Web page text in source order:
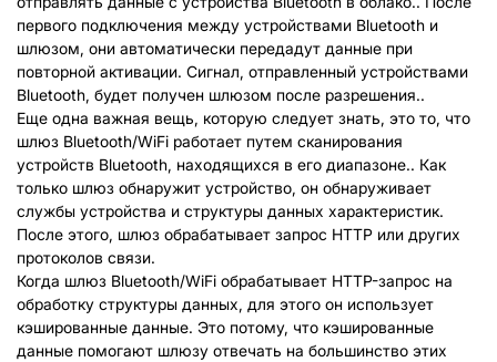
первого подключения между устройствами Bluetooth и
шлюзом, они автоматически передадут данные при
повторной активации. Сигнал, отправленный устройствами
Bluetooth, будет получен шлюзом после разрешения..
Еще одна важная вещь, которую следует знать, это то, что
шлюз Bluetooth/WiFi работает путем сканирования
устройств Bluetooth, находящихся в его диапазоне.. Как
только шлюз обнаружит устройство, он обнаруживает
службы устройства и структуры данных характеристик.
После этого, шлюз обрабатывает запрос HTTP или других
протоколов связи.
Когда шлюз Bluetooth/WiFi обрабатывает HTTP-запрос на
обработку структуры данных, для этого он использует
кэшированные данные. Это потому, что кэшированные
данные помогают шлюзу отвечать на большинство этих